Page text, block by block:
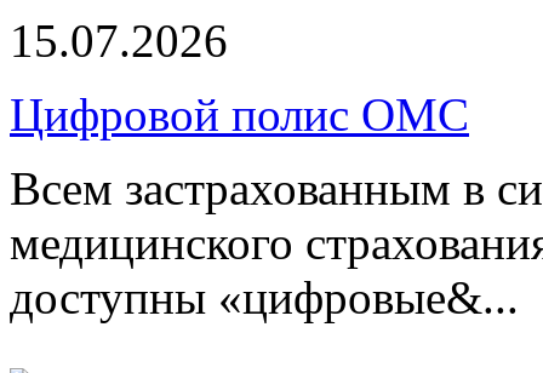
15.07.2026
Цифровой полис ОМС
Всем застрахованным в
медицинского
доступны «цифровые&...